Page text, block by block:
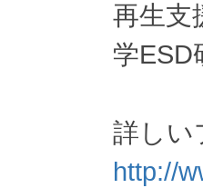
再生支
学ESD
詳しい
http://